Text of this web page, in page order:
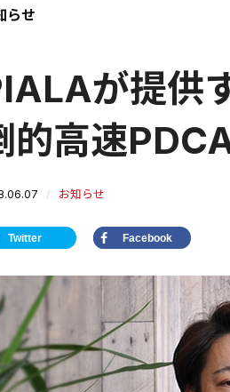
らせ
が提供
的高速
お知らせ
Twitter Facebook